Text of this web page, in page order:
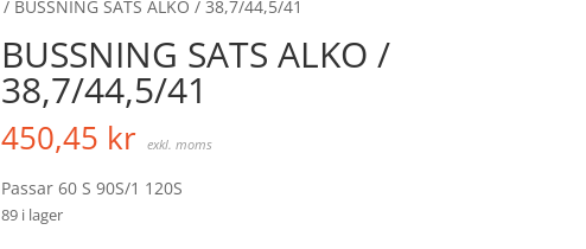
/ BUSSNING SATS ALKO / 38,7/44,5/41
BUSSNING SATS ALKO /
38,7/44,5/41
450,45 kr exkl. moms
Passar 60 S 90S/1 120S
89 i lager